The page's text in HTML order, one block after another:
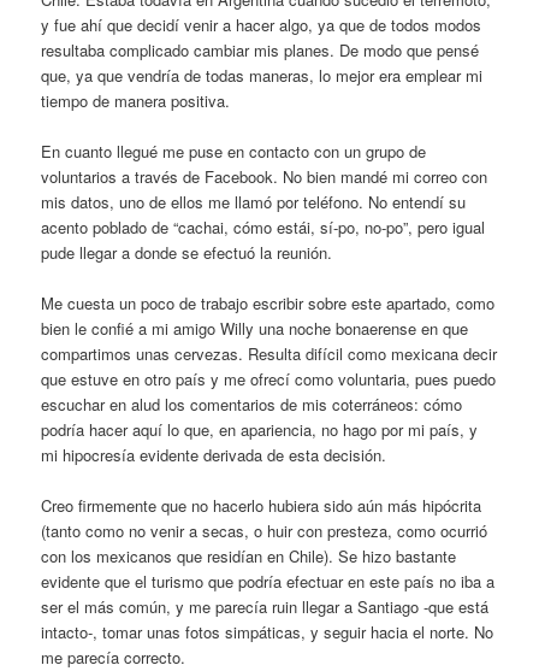
y fue ahí que decidí venir a hacer algo, ya que de todos modos
resultaba complicado cambiar mis planes. De modo que pensé
que, ya que vendría de todas maneras, lo mejor era emplear mi
tiempo de manera positiva.
En cuanto llegué me puse en contacto con un grupo de
voluntarios a través de Facebook. No bien mandé mi correo con
mis datos, uno de ellos me llamó por teléfono. No entendí su
acento poblado de “cachai, cómo estái, sí-po, no-po”, pero igual
pude llegar a donde se efectuó la reunión.
Me cuesta un poco de trabajo escribir sobre este apartado, como
bien le confié a mi amigo Willy una noche bonaerense en que
compartimos unas cervezas. Resulta difícil como mexicana decir
que estuve en otro país y me ofrecí como voluntaria, pues puedo
escuchar en alud los comentarios de mis coterráneos: cómo
podría hacer aquí lo que, en apariencia, no hago por mi país, y
mi hipocresía evidente derivada de esta decisión.
Creo firmemente que no hacerlo hubiera sido aún más hipócrita
(tanto como no venir a secas, o huir con presteza, como ocurrió
con los mexicanos que residían en Chile). Se hizo bastante
evidente que el turismo que podría efectuar en este país no iba a
ser el más común, y me parecía ruin llegar a Santiago -que está
intacto-, tomar unas fotos simpáticas, y seguir hacia el norte. No
me parecía correcto.